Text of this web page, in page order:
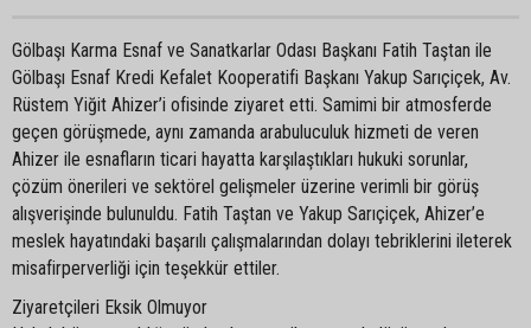
Gölbaşı Karma Esnaf ve Sanatkarlar Odası Başkanı Fatih Taştan ile
Gölbaşı Esnaf Kredi Kefalet Kooperatifi Başkanı Yakup Sarıçiçek, Av.
Rüstem Yiğit Ahizer’i ofisinde ziyaret etti. Samimi bir atmosferde
geçen görüşmede, aynı zamanda arabuluculuk hizmeti de veren
Ahizer ile esnafların ticari hayatta karşılaştıkları hukuki sorunlar,
çözüm önerileri ve sektörel gelişmeler üzerine verimli bir görüş
alışverişinde bulunuldu. Fatih Taştan ve Yakup Sarıçiçek, Ahizer’e
meslek hayatındaki başarılı çalışmalarından dolayı tebriklerini ileterek
misafirperverliği için teşekkür ettiler.
Ziyaretçileri Eksik Olmuyor